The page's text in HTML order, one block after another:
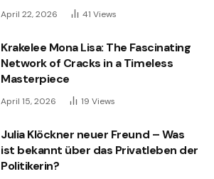
April 22, 2026 41 Views
Krakelee Mona Lisa: The Fascinating
Network of Cracks in a Timeless
Masterpiece
April 15, 2026 19 Views
Julia Klöckner neuer Freund – Was
ist bekannt über das Privatleben der
Politikerin?